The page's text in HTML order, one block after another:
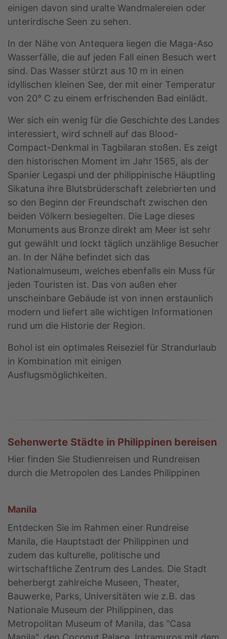
einigen davon sind uralte Wandmalereien oder
unterirdische Seen zu sehen.
In der Nähe von Antequera liegen die Maga-Aso
Wasserfälle, die auf jeden Fall einen Besuch wert
sind. Das Wasser stürzt aus 10 m in einen
idyllischen kleinen See, der mit einer Temperatur
von 20° C zu einem erfrischenden Bad einlädt.
Wer sich ein wenig für die Geschichte des Landes
interessiert, wird schnell auf das Blood-
Compact-Denkmal in Tagbilaran stoßen. Es zeigt
den historischen Moment im Jahr 1565, als der
Spanier Legaspi und der philippinische Häuptling
Sikatuna ihre Blutsbrüderschaft zelebrierten und
so den Beginn der Freundschaft zwischen den
beiden Völkern besiegelten. Die Lage dieses
Monuments aus Bronze direkt am Meer ist sehr
gut gewählt und lockt täglich unzählige Besucher
an. In der Nähe befindet sich das
Nationalmuseum, welches ebenfalls ein Muss für
jeden Touristen ist. Das von außen eher
unscheinbare Gebäude ist von innen erstaunlich
modern und liefert alle wichtigen Informationen
rund um die Historie der Region.
Bohol ist ein optimales Reiseziel für Strandurlaub
in Kombination mit einigen
Ausflugsmöglichkeiten.
Sehenwerte Städte in Philippinen bereisen
Hier finden Sie Studienreisen und Rundreisen
durch die Metropolen des Landes Philippinen
Manila
Entdecken Sie im Rahmen einer Rundreise
Manila, die Hauptstadt der Philippinen und
zudem das kulturelle, politische und
wirtschaftliche Zentrum des Landes. Die Stadt
beherbergt zahlreiche Museen, Theater,
Bauwerke, Parks, Universitäten wie z.B. das
Nationale Museum der Philippinen, das
Metropolitan Museum of Manila, das "Casa